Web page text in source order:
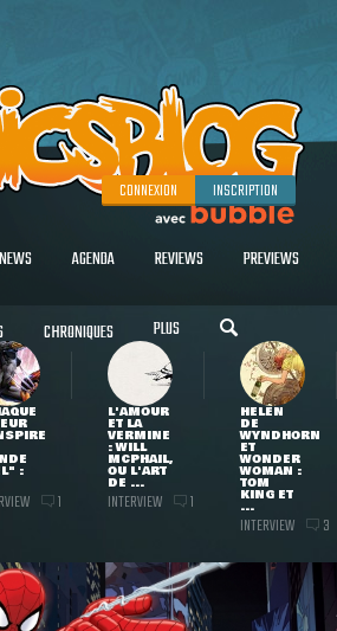
CONNEXION INSCRIPTION
NEWS AGENDA REVIEWS PREVIEWS
CHRONIQUES PLUS
:
1
L'AMOUR
ET LA
VERMINE
: WILL
MCPHAIL,
OU L'ART
DE ...
INTERVIEW 1
HELEN
DE
WYNDHORN
ET
WONDER
WOMAN :
TOM
KING ET
...
INTERVIEW 3